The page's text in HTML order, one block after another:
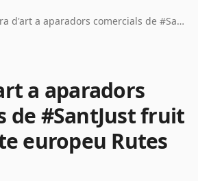
Mostra d'art a aparadors comercials de #SantJust fruit del projecte europeu Rutes Singulars
a aparadors
de #SantJust fruit
europeu Rutes